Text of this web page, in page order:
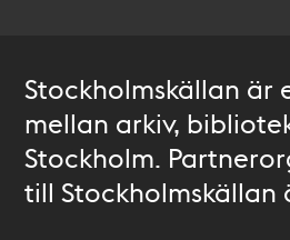
Stockholmskällan är
mellan arkiv,
Stockholm.
till Stockholmskällan